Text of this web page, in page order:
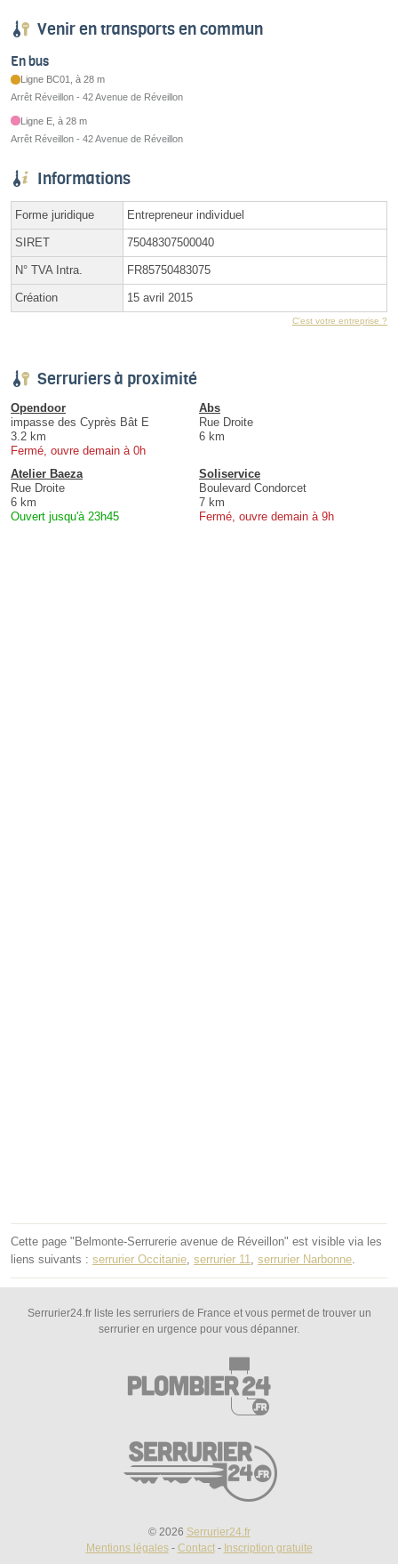
Venir en transports en commun
En bus
Ligne BC01, à 28 m
Arrêt Réveillon - 42 Avenue de Réveillon
Ligne E, à 28 m
Arrêt Réveillon - 42 Avenue de Réveillon
Informations
Forme juridique Entrepreneur individuel
SIRET 75048307500040
N° TVA Intra. FR85750483075
Création 15 avril 2015
C'est votre entreprise ?
Serruriers à proximité
Opendoor
impasse des Cyprès Bât E
3.2 km
Fermé, ouvre demain à 0h
Abs
Rue Droite
6 km
Atelier Baeza
Rue Droite
6 km
Ouvert jusqu'à 23h45
Soliservice
Boulevard Condorcet
7 km
Fermé, ouvre demain à 9h
Cette page "Belmonte-Serrurerie avenue de Réveillon" est visible via les
liens suivants : serrurier Occitanie serrurier 11 serrurier Narbonne
Serrurier24.fr liste les serruriers de France et vous permet de trouver un
serrurier en urgence pour vous dépanner.
© 2026 Serrurier24.fr
Mentions légales- Contact- Inscription gratuite